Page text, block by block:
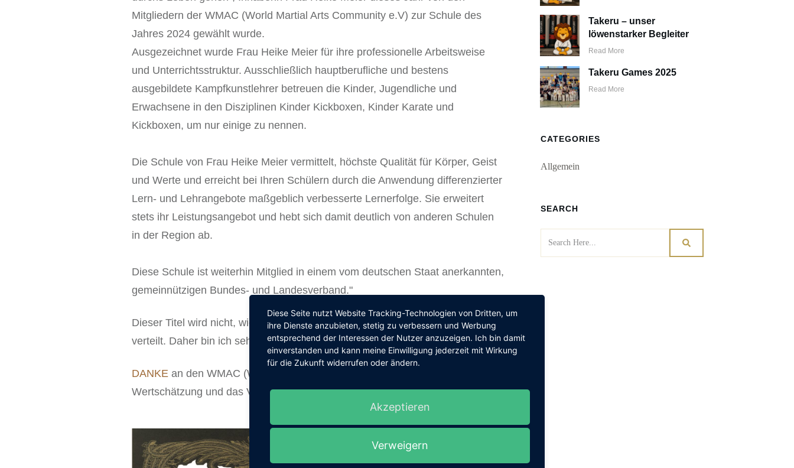
Mitgliedern der WMAC (World Martial Arts Community e.V) zur Schule des
Jahres 2024 gewählt wurde.
Ausgezeichnet wurde Frau Heike Meier für ihre professionelle Arbeitsweise
und Unterrichtsstruktur. Ausschließlich hauptberufliche und bestens
ausgebildete Kampfkunstlehrer betreuen die Kinder, Jugendliche und
Erwachsene in den Disziplinen Kinder Kickboxen, Kinder Karate und
Kickboxen, um nur einige zu nennen.
Die Schule von Frau Heike Meier vermittelt, höchste Qualität für Körper, Geist
und Werte und erreicht bei Ihren Schülern durch die Anwendung differenzierter
Lern- und Lehrangebote maßgeblich verbesserte Lernerfolge. Sie erweitert
stets ihr Leistungsangebot und hebt sich damit deutlich von anderen Schulen
in der Region ab.
Diese Schule ist weiterhin Mitglied in einem vom deutschen Staat anerkannten,
gemeinnützigen Bundes- und Landesverband."
Dieser Titel wird nicht, wie z.T. in anderen Verbänden, an jedes Mitglied
verteilt. Daher bin ich sehr stolz auf diese Auszeichnung.
DANKE an den WMAC (World Martial Arts Community e.V) für diese tolle
Wertschätzung und das Vertrauen.
Takeru – unser
löwenstarker Begleiter
Read More
Takeru Games 2025
Read More
CATEGORIES
Allgemein
SEARCH
Diese Seite nutzt Website Tracking-Technologien von Dritten, um
ihre Dienste anzubieten, stetig zu verbessern und Werbung
entsprechend der Interessen der Nutzer anzuzeigen. Ich bin damit
einverstanden und kann meine Einwilligung jederzeit mit Wirkung
für die Zukunft widerrufen oder ändern.
Akzeptieren
Verweigern